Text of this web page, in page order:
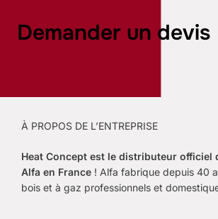
Demander un devis
À PROPOS DE L’ENTREPRISE
Heat Concept est le distributeur officiel
Alfa en France ! Alfa fabrique depuis 40
bois et à gaz professionnels et